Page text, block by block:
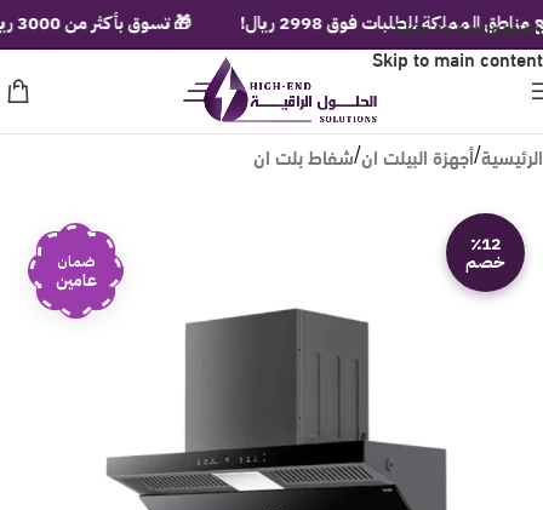
Skip to navigation
Skip to main content
الرئيسية/أجهزة البيلت ان/شفاط بلت ان
٪12
خصم ضمان
عامين
للطلبات فوق 2998 ريال! 🎁 تسوق بأكثر من 3000 ريال ولف عجلة الهدايا الفورية!